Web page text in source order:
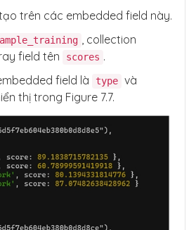
trên các embedded field này.
, collection
field tên scores .
field là
type và
thị trong Figure 7.7.